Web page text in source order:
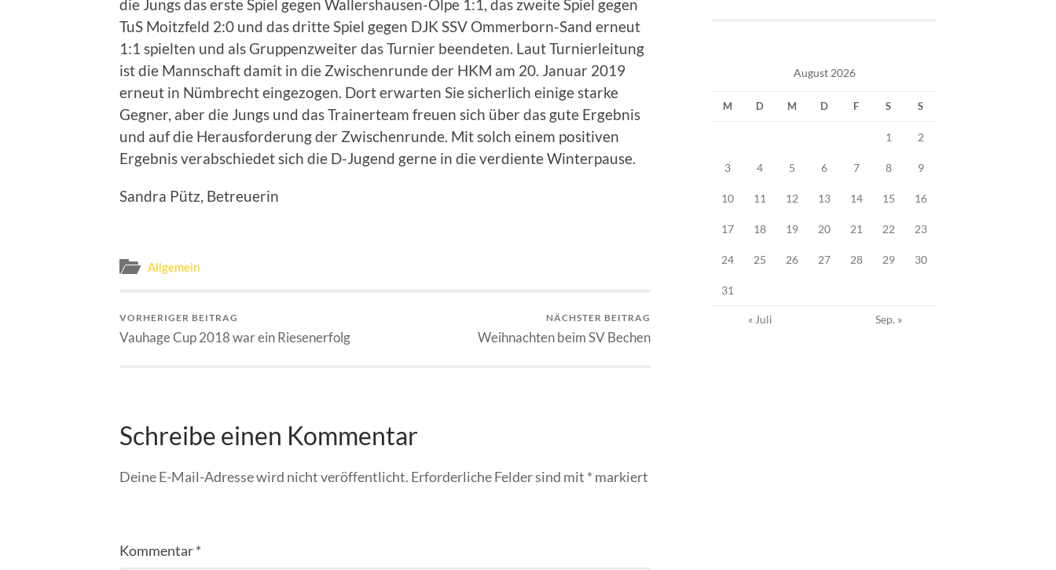
die Jungs das erste Spiel gegen Wallershausen-Olpe 1:1, das zweite Spiel gegen
TuS Moitzfeld 2:0 und das dritte Spiel gegen DJK SSV Ommerborn-Sand erneut
1:1 spielten und als Gruppenzweiter das Turnier beendeten. Laut Turnierleitung
ist die Mannschaft damit in die Zwischenrunde der HKM am 20. Januar 2019
erneut in Nümbrecht eingezogen. Dort erwarten Sie sicherlich einige starke
Gegner, aber die Jungs und das Trainerteam freuen sich über das gute Ergebnis
und auf die Herausforderung der Zwischenrunde. Mit solch einem positiven
Ergebnis verabschiedet sich die D-Jugend gerne in die verdiente Winterpause.
Sandra Pütz, Betreuerin
Allgemein
VORHERIGER BEITRAG
Vauhage Cup 2018 war ein Riesenerfolg
NÄCHSTER BEITRAG
Weihnachten beim SV Bechen
Schreibe einen Kommentar
Deine E-Mail-Adresse wird nicht veröffentlicht. Erforderliche Felder sind mit * markiert
Kommentar*
August 2026
M D M D F S S
1 2
3 4 5 6 7 8 9
10 11 12 13 14 15 16
17 18 19 20 21 22 23
24 25 26 27 28 29 30
31
« Juli Sep. »